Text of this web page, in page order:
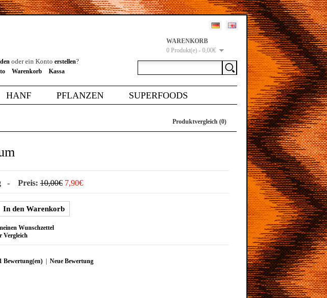
WARENKORB
0 Produkt(e) - 0,00€
oder ein Konto erstellen?
Warenkorb Kassa
HANF PFLANZEN SUPERFOODS
Produktvergleich (0)
g - Preis: 10,00€ 7,90€
Wunschzettel
Vergleich
Bewertung(en) Neue Bewertung